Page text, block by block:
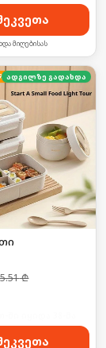
მიღებისას
შეზღუდული რაოდენობა
ადგილზე გადახდა
₾